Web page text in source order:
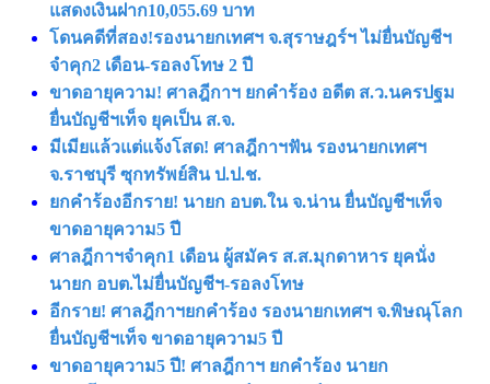
แสดงเงินฝาก10,055.69 บาท
โดนคดีที่สอง!รองนายกเทศฯ จ.สุราษฎร์ฯ ไม่ยื่นบัญชีฯ
จำคุก2 เดือน-รอลงโทษ 2 ปี
ขาดอายุความ! ศาลฎีกาฯ ยกคำร้อง อดีต ส.ว.นครปฐม
ยื่นบัญชีฯเท็จ ยุคเป็น ส.จ.
มีเมียแล้วแต่แจ้งโสด! ศาลฎีกาฯฟัน รองนายกเทศฯ
จ.ราชบุรี ซุกทรัพย์สิน ป.ป.ช.
ยกคำร้องอีกราย! นายก อบต.ใน จ.น่าน ยื่นบัญชีฯเท็จ
ขาดอายุความ5 ปี
ศาลฎีกาฯจำคุก1 เดือน ผู้สมัคร ส.ส.มุกดาหาร ยุคนั่ง
นายก อบต.ไม่ยื่นบัญชีฯ-รอลงโทษ
อีกราย! ศาลฎีกาฯยกคำร้อง รองนายกเทศฯ จ.พิษณุโลก
ยื่นบัญชีฯเท็จ ขาดอายุความ5 ปี
ขาดอายุความ5 ปี! ศาลฎีกาฯ ยกคำร้อง นายก